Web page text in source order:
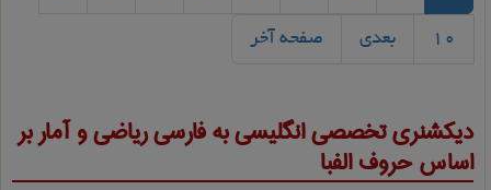
10 بعدی صفحه آخر
دیکشنری تخصصی انگلیسی به فارسیریاضی و آماربر
اساس حروف الفبا